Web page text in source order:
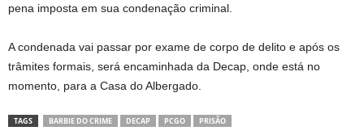
pena imposta em sua condenação criminal.
A condenada vai passar por exame de corpo de delito e após os
trâmites formais, será encaminhada da Decap, onde está no
momento, para a Casa do Albergado.
TAGS BARBIE DO CRIME DECAP PCGO PRISÃO